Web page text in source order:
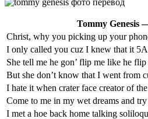
Tommy Genesis
Christ, why you picking up your
I only called you cuz I knew that it
She tell me he gon’ flip me like he
But she don’t know that I went from
I hate it when crater face creator of
Come to me in my wet dreams and
I met a hoe back home talking